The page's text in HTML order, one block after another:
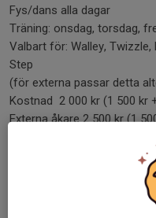
Fys/dans alla dagar
Träning: onsdag, torsdag,
Valbart för: Walley,
Step
(för externa passar detta
Kostnad 2 000 kr (1 500 kr
Externa åkare 2 500 kr (1
Träning: onsdag, torsdag,